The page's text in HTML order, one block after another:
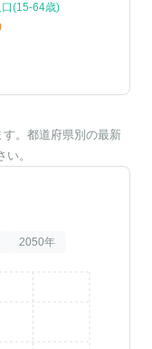
(15-64歳)
。都道府県別の最新
い。
2050年